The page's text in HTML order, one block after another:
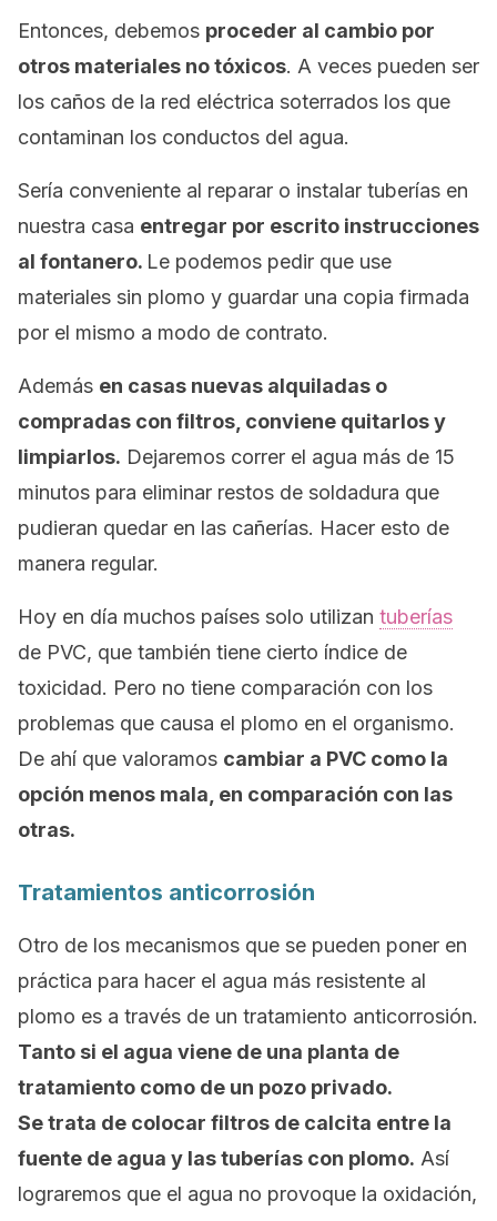
Entonces, debemos proceder al cambio por
otros materiales no tóxicos. A veces pueden ser
los caños de la red eléctrica soterrados los que
contaminan los conductos del agua.
Sería conveniente al reparar o instalar tuberías en
nuestra casa entregar por escrito instrucciones
al fontanero. Le podemos pedir que use
materiales sin plomo y guardar una copia firmada
por el mismo a modo de contrato.
Además en casas nuevas alquiladas o
compradas con filtros, conviene quitarlos y
limpiarlos. Dejaremos correr el agua más de 15
minutos para eliminar restos de soldadura que
pudieran quedar en las cañerías. Hacer esto de
manera regular.
Hoy en día muchos países solo utilizan tuberías
de PVC, que también tiene cierto índice de
toxicidad. Pero no tiene comparación con los
problemas que causa el plomo en el organismo.
De ahí que valoramos cambiar a PVC como la
opción menos mala, en comparación con las
otras.
Tratamientos anticorrosión
Otro de los mecanismos que se pueden poner en
práctica para hacer el agua más resistente al
plomo es a través de un tratamiento anticorrosión.
Tanto si el agua viene de una planta de
tratamiento como de un pozo privado.
Se trata de colocar filtros de calcita entre la
fuente de agua y las tuberías con plomo. Así
lograremos que el agua no provoque la oxidación,